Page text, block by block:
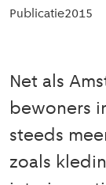
Publicatie2015
Net als
bewoners
steeds
zoals